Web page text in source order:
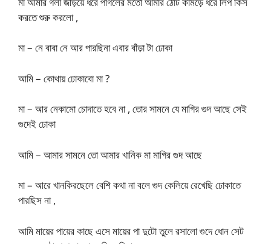
করতে শুরু করলো ,
মা – নে বাবা নে আর পারছিনা এবার বাঁড়া টা ঢোকা
আমি – কোথায় ঢোকাবো মা ?
মা – আর নেকামো চোদাতে হবে না , তোর সামনে যে মাগির গুদ আছে সেই
গুদেই ঢোকা
আমি – আমার সামনে তো আমার খানিক মা মাগির গুদ আছে
মা – আরে খানকিরছেলে বেশি কথা না বলে গুদ কেলিয়ে রেখেছি ঢোকাতে
পারছিস না ,
আমি মায়ের পায়ের কাছে এসে মায়ের পা দুটো তুলে রসালো গুদে ধোন সেট